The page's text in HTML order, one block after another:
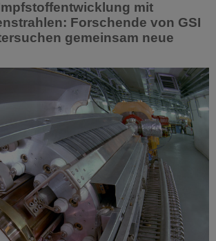
mit
Forschende von GSI
gemeinsam neue